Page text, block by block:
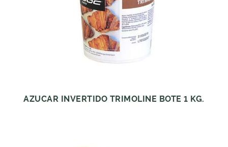
AZUCAR INVERTIDO TRIMOLINE BOTE 1 KG.